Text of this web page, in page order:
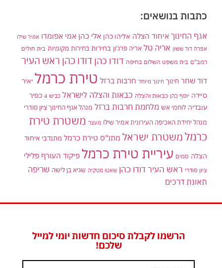
כתבות בנושאים:
אגף החינוך איחוד הצלה אליהו כהן אלי כהן אמי אפומדו אמיר שילו
אפרת דוד ששון אריה טל אריה פרג'ון בחירות בחירות מקומיות בית חולים
רמב"ם בית משפט השלום בחיפה דודו כהן דודו כהן ראש העיר
דוד שחר חינוך חינוך מיוחד חרבות ברזל טירת כרמל יאיר
סיידה יוסף כהן כבאות והצלה כבאות והצלה לישראל כביש 4
כפיר
עובדיה לוחמי אש מלחמת חרבות ברזל מנהל אגף החינוך ציון סודרי
מנהל יחידת האכיפה העירונית אמיר שילו מעצר משטרת טירת
כרמלמשטרת ישראל מתנ"ס טירת כרמל מתנדבי איחוד
הצלה סמים עיריית טירת כרמל פיקוד העורף פלילי
ציון סודרי ראש העיר דודו כהן שאטו מטקיה שגיא בן לישה שריפה
תאונת דרכים
הרשמו לקבלת סיכום חדשות יומי למייל
שלכם!